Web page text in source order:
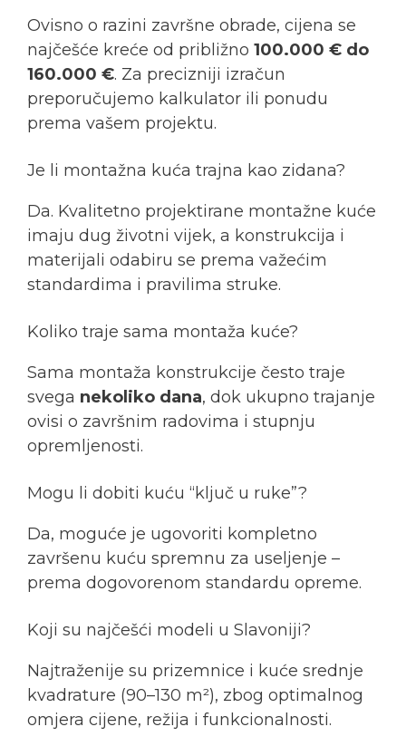
Ovisno o razini završne obrade, cijena se
najčešće kreće od približno 100.000 € do
160.000 €. Za precizniji izračun
preporučujemo kalkulator ili ponudu
prema vašem projektu.
Je li montažna kuća trajna kao zidana?
Da. Kvalitetno projektirane montažne kuće
imaju dug životni vijek, a konstrukcija i
materijali odabiru se prema važećim
standardima i pravilima struke.
Koliko traje sama montaža kuće?
Sama montaža konstrukcije često traje
svega nekoliko dana, dok ukupno trajanje
ovisi o završnim radovima i stupnju
opremljenosti.
Mogu li dobiti kuću “ključ u ruke”?
Da, moguće je ugovoriti kompletno
završenu kuću spremnu za useljenje –
prema dogovorenom standardu opreme.
Koji su najčešći modeli u Slavoniji?
Najtraženije su prizemnice i kuće srednje
kvadrature (90–130 m²), zbog optimalnog
omjera cijene, režija i funkcionalnosti.